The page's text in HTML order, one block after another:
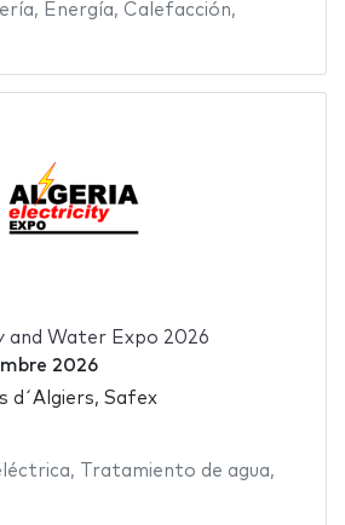
, Energía, Calefacción,
and Water Expo 2026
2026
d´Algiers, Safex
, Tratamiento de agua,